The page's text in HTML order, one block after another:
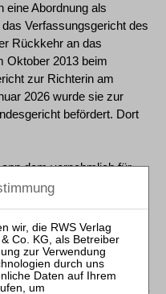
eine Abordnung als
Verfassungsgericht des
Rückkehr an das
Oktober 2013 beim
zur Richterin am
2026 wurde sie zur
befördert. Dort
dem vornehmlich für
zuständigen VIII.